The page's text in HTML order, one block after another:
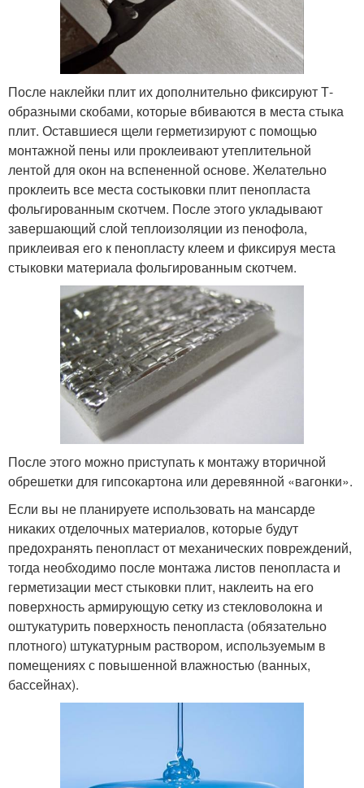
После наклейки плит их дополнительно фиксируют Т-
образными скобами, которые вбиваются в места стыка
плит. Оставшиеся щели герметизируют с помощью
монтажной пены или проклеивают утеплительной
лентой для окон на вспененной основе. Желательно
проклеить все места состыковки плит пенопласта
фольгированным скотчем. После этого укладывают
завершающий слой теплоизоляции из пенофола,
приклеивая его к пенопласту клеем и фиксируя места
стыковки материала фольгированным скотчем.
После этого можно приступать к монтажу вторичной
обрешетки для гипсокартона или деревянной «вагонки».
Если вы не планируете использовать на мансарде
никаких отделочных материалов, которые будут
предохранять пенопласт от механических повреждений,
тогда необходимо после монтажа листов пенопласта и
герметизации мест стыковки плит, наклеить на его
поверхность армирующую сетку из стекловолокна и
оштукатурить поверхность пенопласта (обязательно
плотного) штукатурным раствором, используемым в
помещениях с повышенной влажностью (ванных,
бассейнах).